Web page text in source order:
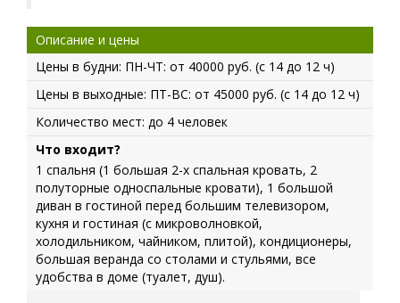
Описание и цены
Цены в будни: ПН-ЧТ: от 40000 руб. (с 14 до 12 ч)
Цены в выходные: ПТ-ВС: от 45000 руб. (с 14 до 12 ч)
Количество мест: до 4 человек
Что входит?
1 спальня (1 большая 2-х спальная кровать, 2
полуторные односпальные кровати), 1 большой
диван в гостиной перед большим телевизором,
кухня и гостиная (с микроволновкой,
холодильником, чайником, плитой), кондиционеры,
большая веранда со столами и стульями, все
удобства в доме (туалет, душ).